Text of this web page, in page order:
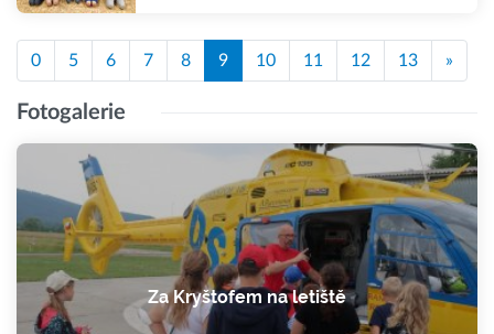
0 5 6 7 8 9 10 11 12 13 »
Fotogalerie
Za Kryštofem na letiště